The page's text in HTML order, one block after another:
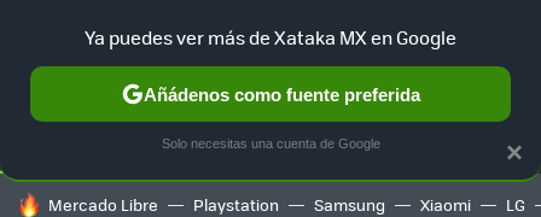
SELECCIÓN GAMING HOME AUTO TERRITORIO
HOY SE HABLA DE
Mercado Libre Playstation Samsung Xiaomi LG
×
Ya puedes ver más de Xataka MX en Google
Añádenos como fuente preferida
Solo necesitas una cuenta de Google